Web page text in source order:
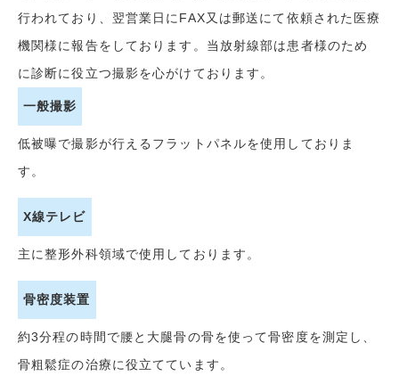
行われており、翌営業日にFAX又は郵送にて依頼された医療
機関様に報告をしております。当放射線部は患者様のため
に診断に役立つ撮影を心がけております。
一般撮影
低被曝で撮影が行えるフラットパネルを使用しておりま
す。
X線テレビ
主に整形外科領域で使用しております。
骨密度装置
約3分程の時間で腰と大腿骨の骨を使って骨密度を測定し、
骨粗鬆症の治療に役立てています。